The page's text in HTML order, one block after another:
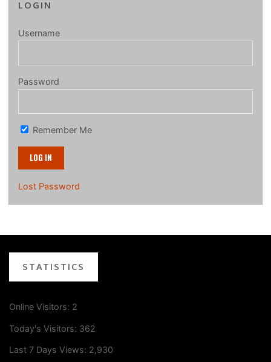
LOGIN
Username
Password
Remember Me
Lost Password
STATISTICS
Online Visitors: 2
Today's Visitors: 362
Last 7 Days Views: 2,930